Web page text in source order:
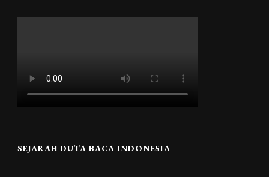
SEJARAH DUTA BACA INDONESIA